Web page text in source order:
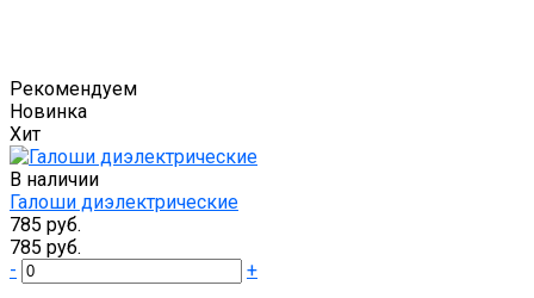
Рекомендуем
Новинка
Хит
В наличии
Галоши диэлектрические
785 руб.
785 руб.
-
+